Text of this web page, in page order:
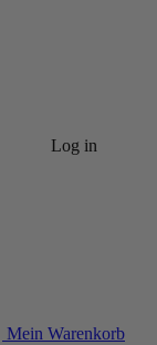
Log in
Mein Warenkorb